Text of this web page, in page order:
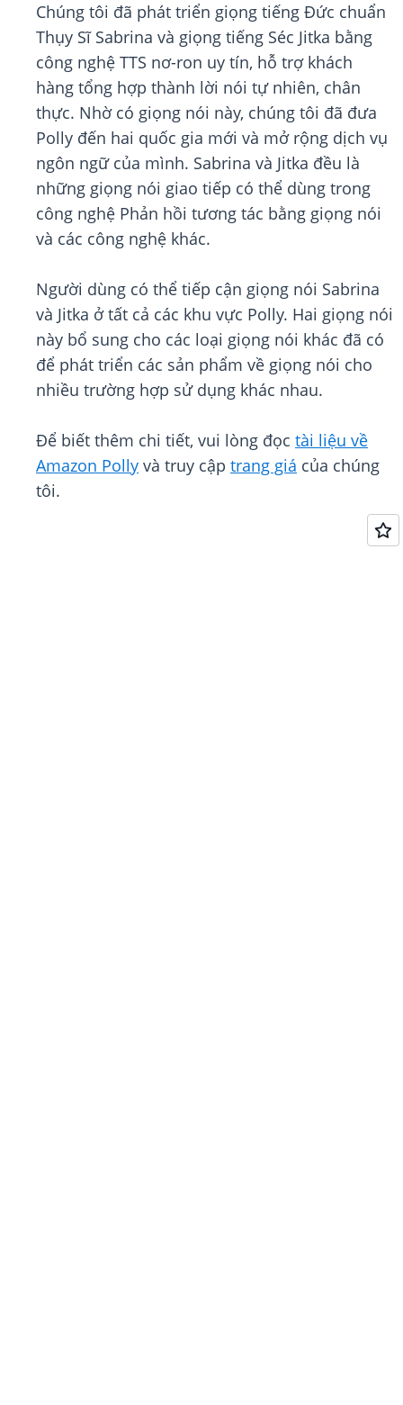
Chúng tôi đã phát triển giọng tiếng Đức chuẩn
Thụy Sĩ Sabrina và giọng tiếng Séc Jitka bằng
công nghệ TTS nơ-ron uy tín, hỗ trợ khách
hàng tổng hợp thành lời nói tự nhiên, chân
thực. Nhờ có giọng nói này, chúng tôi đã đưa
Polly đến hai quốc gia mới và mở rộng dịch vụ
ngôn ngữ của mình. Sabrina và Jitka đều là
những giọng nói giao tiếp có thể dùng trong
công nghệ Phản hồi tương tác bằng giọng nói
và các công nghệ khác.
Người dùng có thể tiếp cận giọng nói Sabrina
và Jitka ở tất cả các khu vực Polly. Hai giọng nói
này bổ sung cho các loại giọng nói khác đã có
để phát triển các sản phẩm về giọng nói cho
nhiều trường hợp sử dụng khác nhau.
Để biết thêm chi tiết, vui lòng đọc tài liệu về
Amazon Polly và truy cập trang giá của chúng
tôi.